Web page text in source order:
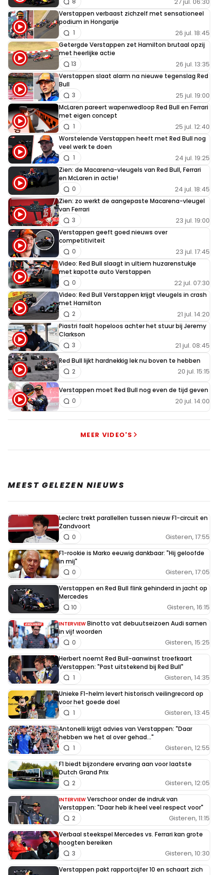
jack@zz
13 maart 2022 12:44
Ik heb jammer genoeg geen beelden van Wolf gezien
tijdens de testdagen in Bahrein, zijn gezicht spreekt meer
de waarheid dan zijn mond ooit kan
Wabse
13 maart 2022 17:01
Die was druk bij RT, andere speciale operaties aan
het verdraaien
tjiwk gew ed notlimaH
14 maart 2022 08:35
Beetje rare opmerking. Denk na voordat je op
reageren tikt.
NetgeenverstandvanF1
13 maart 2022 13:15
Eigenlijk wel lekker dat je Mercedes en HAM niet zo veel
hoort of ziet. De F1 is veel, veel leuker zonder al dat
theater en drama.
Marry
13 maart 2022 13:48
Het klinkt misschien complotdenkerig, maar stel dat MB
al weet dat ze een gridstraf krijgen voor het niet
verschijnen op het FIA-gala. Dan gaan ze niet voluit in de
qualy volgende week, maar weten precies wat de
concurrentie in huis heeft.
13 maart 2022 14:55
Vreemd dat ze er staan zou ik zeggen, ze waren niet bij
T0N71
13 maart 2022 15:58
Zullen we even wachten tot er iets bekend is , voor
we er over gaan zei.ken ?
VincZ
13 maart 2022 22:16
Man, de eerste race is nog geen week weg, ze
hadden bij de FIA al lang geleden actie moeten
ondernemen en voor deze respectloze
overtredingen straffen moeten uitdelen zodat
we weten waar we aan toe zijn in plaats van de
mogelijkheid dat ze alweer bevoordeeld worden
en geen straf krijgen boven de markt blijft
hangen. Hoe langer het duurt hoe groter de
bezorgdheid dat juist dit gaat gebeuren want
men weet heel goed dat van uitstel meestal
afstel komt.
Dit bericht is aangepast op:
T0N71
13 maart 2022 20:32
@vince : je hebt gelijk qua onnodige lange
beslissing tijd en bekendmaking … maar zolang
er niets bekend is… heeft het geen zin om je op te
winden …
VincZ
Verstappen verbaast zichzelf met sensationeel
podium in Hongarije
26 jul. 18:45
1
Getergde Verstappen zet Hamilton brutaal opzij
met heerlijke actie
26 jul. 13:35
13
Verstappen slaat alarm na nieuwe tegenslag Red
Bull
25 jul. 19:00
3
McLaren pareert wapenwedloop Red Bull en Ferrari
met eigen concept
25 jul. 12:40
1
Worstelende Verstappen heeft met Red Bull nog
veel werk te doen
24 jul. 19:25
1
Zien: de Macarena-vleugels van Red Bull, Ferrari
en McLaren in actie!
24 jul. 18:45
0
Zien: zo werkt de aangepaste Macarena-vleugel
van Ferrari
23 jul. 19:00
3
Verstappen geeft goed nieuws over
competitiviteit
23 jul. 17:45
0
Video: Red Bull slaagt in ultiem huzarenstukje
met kapotte auto Verstappen
22 jul. 07:30
0
Video: Red Bull Verstappen krijgt vleugels in crash
met Hamilton
21 jul. 14:20
2
Piastri faalt hopeloos achter het stuur bij Jeremy
Clarkson
21 jul. 08:45
3
Red Bull lijkt hardnekkig lek nu boven te hebben
20 jul. 15:15
2
Verstappen moet Red Bull nog even de tijd geven
20 jul. 14:00
0
MEER VIDEO'S
MEEST GELEZEN NIEUWS
Leclerc trekt parallellen tussen nieuw F1-circuit en
Zandvoort
Gisteren, 17:55
0
F1-rookie is Marko eeuwig dankbaar: "Hij geloofde
in mij"
Gisteren, 17:05
0
Verstappen en Red Bull flink gehinderd in jacht op
Mercedes
Gisteren, 16:15
10
INTERVIEW Binotto vat debuutseizoen Audi samen
in vijf woorden
Gisteren, 15:25
0
Herbert noemt Red Bull-aanwinst troefkaart
Verstappen: "Past uitstekend bij Red Bull"
Gisteren, 14:35
1
Unieke F1-helm levert historisch veilingrecord op
voor het goede doel
Gisteren, 13:45
1
Antonelli krijgt advies van Verstappen: "Daar
hebben we het al over gehad..."
Gisteren, 12:55
1
F1 biedt bijzondere ervaring aan voor laatste
Dutch Grand Prix
Gisteren, 12:05
2
INTERVIEW Verschoor onder de indruk van
Verstappen: "Daar heb ik heel veel respect voor"
Gisteren, 11:15
2
Verbaal steekspel Mercedes vs. Ferrari kan grote
hoogten bereiken
Gisteren, 10:30
3
Verstappen pakt rapportcijfer 10 en schaart zich